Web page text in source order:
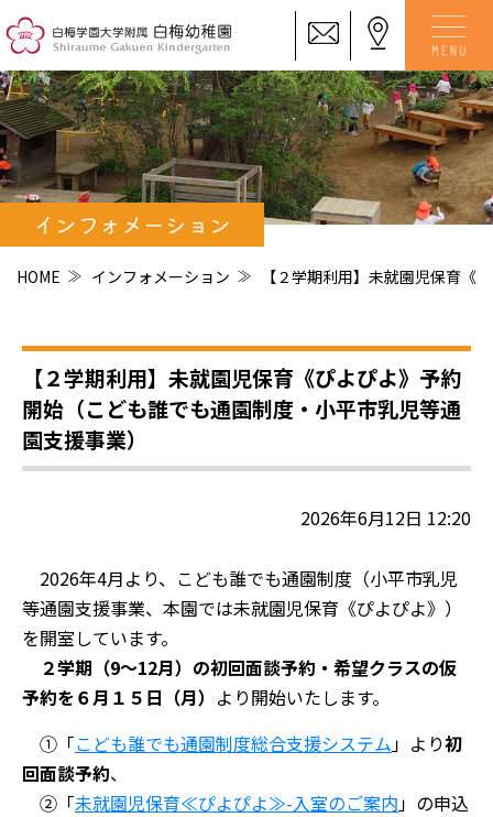
インフォメーション
HOME インフォメーション 【２学期利用】未就園児保育《
【２学期利用】未就園児保育《ぴよぴよ》予約
開始（こども誰でも通園制度・小平市乳児等通
園支援事業）
2026年6月12日 12:20
2026年4月より、こども誰でも通園制度（小平市乳児
等通園支援事業、本園では未就園児保育《ぴよぴよ》）
を開室しています。
２学期（9～12月）の初回面談予約・希望クラスの仮
予約を６月１５日（月） より開始いたします。
①「こども誰でも通園制度総合支援システム」より初
回面談予約、
②「未就園児保育≪ぴよぴよ≫-入室のご案内」の申込